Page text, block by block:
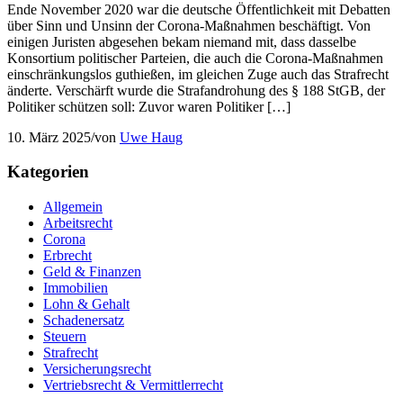
Ende November 2020 war die deutsche Öffentlichkeit mit Debatten
über Sinn und Unsinn der Corona-Maßnahmen beschäftigt. Von
einigen Juristen abgesehen bekam niemand mit, dass dasselbe
Konsortium politischer Parteien, die auch die Corona-Maßnahmen
einschränkungslos guthießen, im gleichen Zuge auch das Strafrecht
änderte. Verschärft wurde die Strafandrohung des § 188 StGB, der
Politiker schützen soll: Zuvor waren Politiker […]
10. März 2025/von Uwe Haug
Kategorien
Allgemein
Arbeitsrecht
Corona
Erbrecht
Geld & Finanzen
Immobilien
Lohn & Gehalt
Schadenersatz
Steuern
Strafrecht
Versicherungsrecht
Vertriebsrecht & Vermittlerrecht